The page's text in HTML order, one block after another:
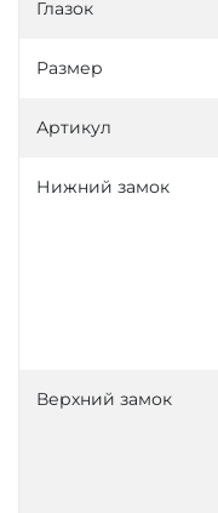
Глазок
Размер
Артикул
Нижний замок
Верхний замок